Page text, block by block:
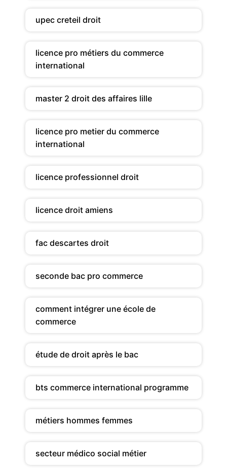
upec creteil droit
licence pro métiers du commerce
international
master 2 droit des affaires lille
licence pro metier du commerce
international
licence professionnel droit
licence droit amiens
fac descartes droit
seconde bac pro commerce
comment intégrer une école de
commerce
étude de droit après le bac
bts commerce international programme
métiers hommes femmes
secteur médico social métier